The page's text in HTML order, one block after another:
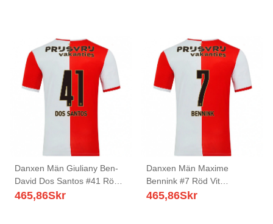
Danxen Män Giuliany Ben-
David Dos Santos #41 Röd
Vit Hemmatröja Matchtröjor
465,86Skr
Danxen Män Maxime
Bennink #7 Röd Vit
Hemmatröja Matchtröjor
465,86Skr